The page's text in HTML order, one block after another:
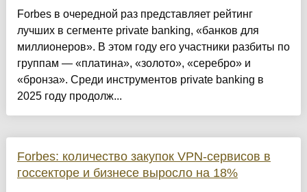
Forbes в очередной раз представляет рейтинг
лучших в сегменте private banking, «банков для
миллионеров». В этом году его участники разбиты по
группам — «платина», «золото», «серебро» и
«бронза». Среди инструментов private banking в
2025 году продолж...
Forbes: количество закупок VPN-сервисов в
госсекторе и бизнесе выросло на 18%